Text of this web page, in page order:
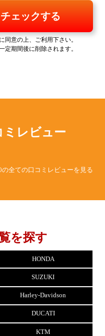
ェックする
に同意の上、ご利用下さい。
期間後に削除されます。
ミレビュー
の全ての口コミレビューを見る
を探す
HONDA
SUZUKI
Harley-Davidson
DUCATI
KTM